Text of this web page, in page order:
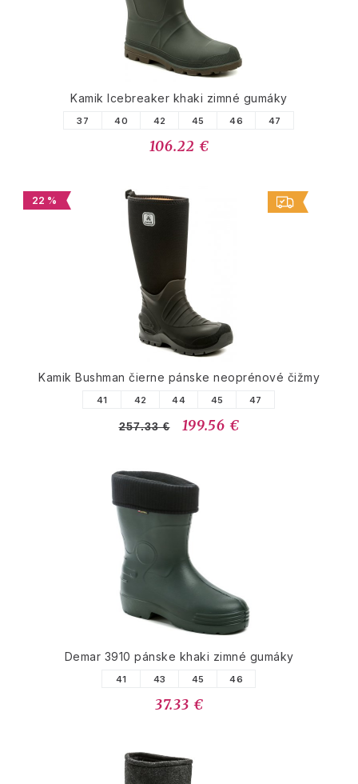
Kamik Icebreaker khaki zimné gumáky
37 40 42 45 46 47
106.22 €
22 %
Kamik Bushman čierne pánske neoprénové čižmy
41 42 44 45 47
257.33 € 199.56 €
Demar 3910 pánske khaki zimné gumáky
41 43 45 46
37.33 €